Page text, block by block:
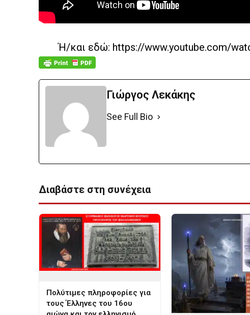
Ή/και εδώ: https://www.youtube.com/
Γιώργος Λεκάκης
See Full Bio
Διαβάστε στη συνέχεια
Πολύτιμες πληροφορίες για
τους Έλληνες του 16ου